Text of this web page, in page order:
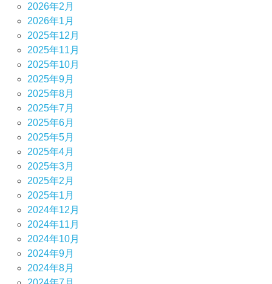
2026年2月
2026年1月
2025年12月
2025年11月
2025年10月
2025年9月
2025年8月
2025年7月
2025年6月
2025年5月
2025年4月
2025年3月
2025年2月
2025年1月
2024年12月
2024年11月
2024年10月
2024年9月
2024年8月